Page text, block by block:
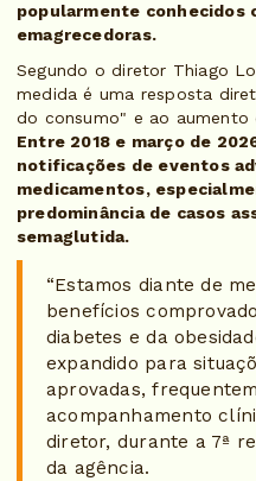
popularmente conhecidos
emagrecedoras.
Segundo o diretor Thiago
medida é uma resposta
do consumo" e ao aumento
Entre 2018 e março de
notificações de eventos
medicamentos,
predominância de casos
semaglutida.
“Estamos diante de
benefícios
diabetes e da
expandido para
aprovadas,
acompanhamento
diretor, durante a 7ª
da agência.